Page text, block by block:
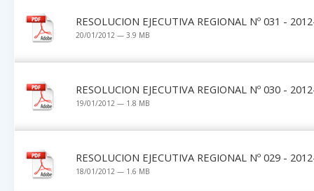
RESOLUCION EJECUTIVA REGIONAL Nº 031 -
20/01/2012 — 3.9 MB
RESOLUCION EJECUTIVA REGIONAL Nº 030 -
19/01/2012 — 1.8 MB
RESOLUCION EJECUTIVA REGIONAL Nº 029 -
18/01/2012 — 1.6 MB